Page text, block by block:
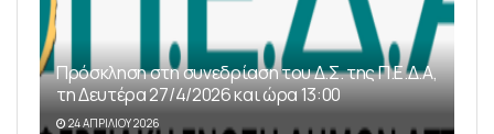
Πρόσκληση στη συνεδρίαση του Δ.Σ. της Π.Ε.Δ.Α,
τη Δευτέρα 27/4/2026 και ώρα 13:00
24 ΑΠΡΙΛΊΟΥ 2026